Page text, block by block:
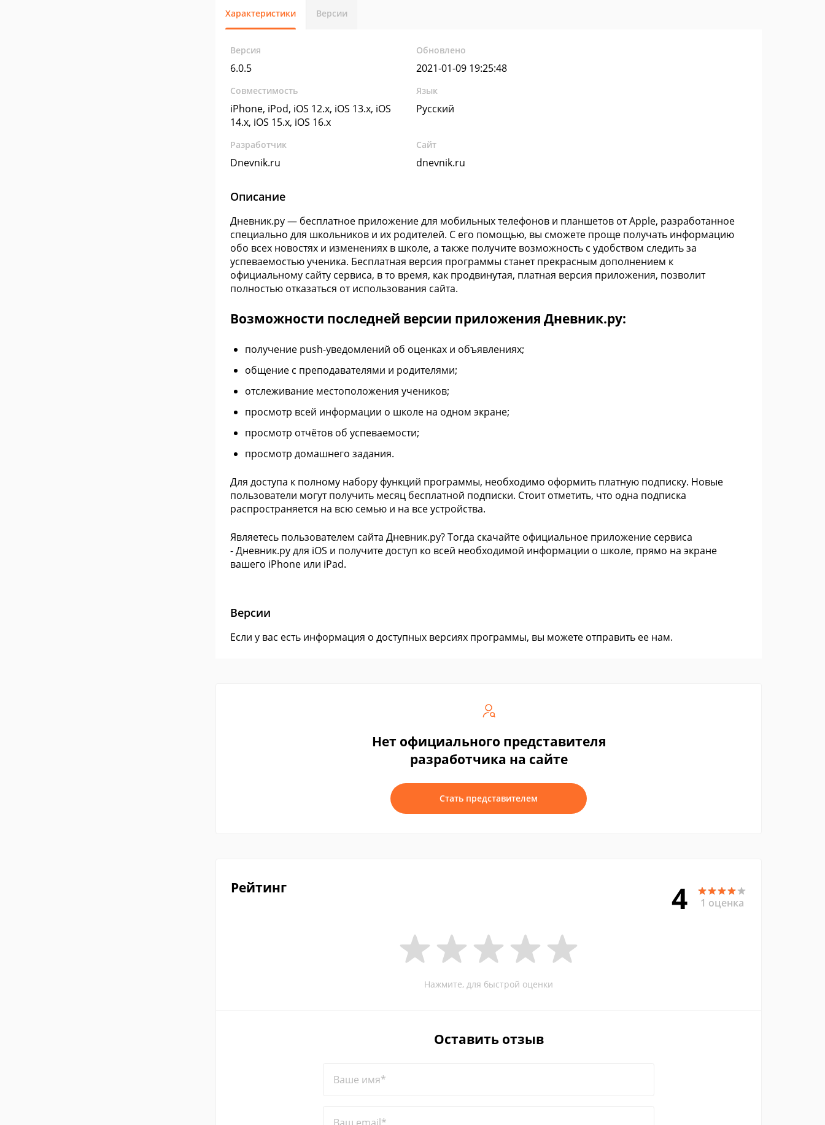
Характеристики Версии
Версия
6.0.5
Обновлено
2021-01-09 19:25:48
Совместимость
iPhone, iPod, iOS 12.x, iOS 13.x, iOS
14.x, iOS 15.x, iOS 16.x
Язык
Русский
Разработчик
Dnevnik.ru
Сайт
dnevnik.ru
Описание
Дневник.ру — бесплатное приложение для мобильных телефонов и планшетов от Apple, разработанное
специально для школьников и их родителей. С его помощью, вы сможете проще получать информацию
обо всех новостях и изменениях в школе, а также получите возможность с удобством следить за
успеваемостью ученика. Бесплатная версия программы станет прекрасным дополнением к
официальному сайту сервиса, в то время, как продвинутая, платная версия приложения, позволит
полностью отказаться от использования сайта.
Возможности последней версии приложения Дневник.ру:
получение push-уведомлений об оценках и объявлениях;
общение с преподавателями и родителями;
отслеживание местоположения учеников;
просмотр всей информации о школе на одном экране;
просмотр отчётов об успеваемости;
просмотр домашнего задания.
Для доступа к полному набору функций программы, необходимо оформить платную подписку. Новые
пользователи могут получить месяц бесплатной подписки. Стоит отметить, что одна подписка
распространяется на всю семью и на все устройства.
Являетесь пользователем сайта Дневник.ру? Тогда скачайте официальное приложение сервиса
- Дневник.ру для iOS и получите доступ ко всей необходимой информации о школе, прямо на экране
вашего iPhone или iPad.
Версии
Если у вас есть информация о доступных версиях программы, вы можете отправить ее нам.
Нет официального представителя
разработчика на сайте
Стать представителем
Рейтинг 4 1 оценка
Нажмите, для быстрой оценки
Оставить отзыв
Ваше имя*